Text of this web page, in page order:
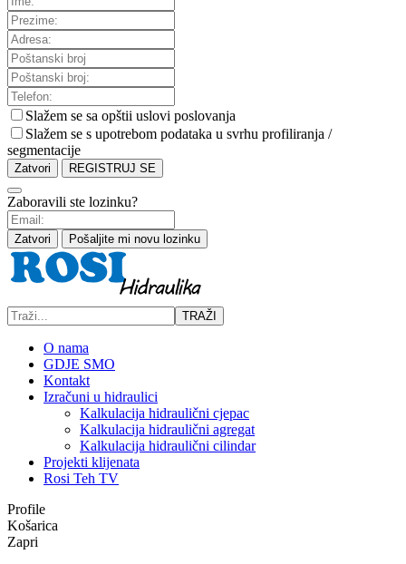
Slažem se sa opštii uslovi poslovanja
Slažem se s upotrebom podataka u svrhu profiliranja /
segmentacije
Zatvori REGISTRUJ SE
Zaboravili ste lozinku?
Zatvori Pošaljite mi novu lozinku
TRAŽI
O nama
GDJE SMO
Kontakt
Izračuni u hidraulici
Kalkulacija hidraulični cjepac
Kalkulacija hidraulični agregat
Kalkulacija hidraulični cilindar
Projekti klijenata
Rosi Teh TV
Profile
Košarica
Zapri